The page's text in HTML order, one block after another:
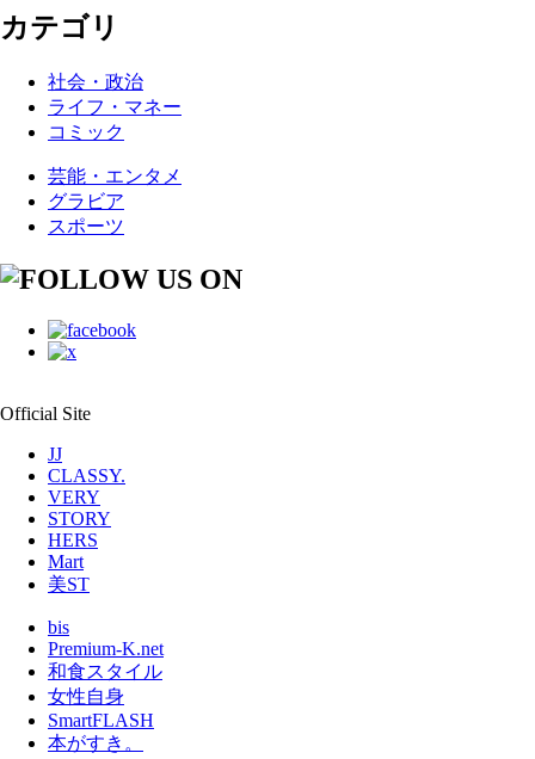
カテゴリ
社会・政治
ライフ・マネー
コミック
芸能・エンタメ
グラビア
スポーツ
Official Site
JJ
CLASSY.
VERY
STORY
HERS
Mart
美ST
bis
Premium-K.net
和食スタイル
女性自身
SmartFLASH
本がすき。